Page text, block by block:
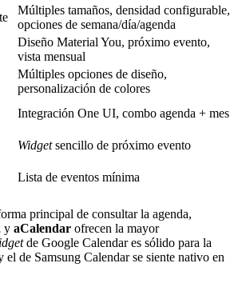
Múltiples tamaños, densidad configurable,
opciones de semana/día/agenda
Diseño Material You, próximo evento,
vista mensual
Múltiples opciones de diseño,
personalización de colores
Integración One UI, combo agenda + mes
Widgetsencillo de próximo evento
Lista de eventos mínima
principal de consultar la agenda,
y aCalendar ofrecen la mayor
de Google Calendar es sólido para la
el de Samsung Calendar se siente nativo en